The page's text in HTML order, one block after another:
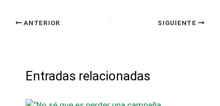
ANTERIOR SIGUIENTE
Entradas relacionadas